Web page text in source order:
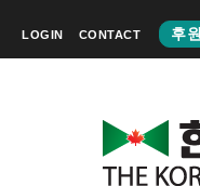
LOGIN CONTACT 후원